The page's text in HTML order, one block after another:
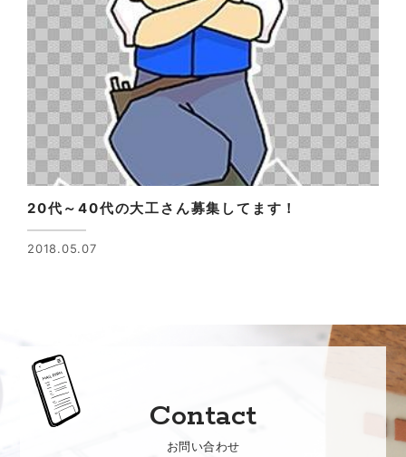
20代～40代の大工さん募集してます！
2018.05.07
Contact
お問い合わせ